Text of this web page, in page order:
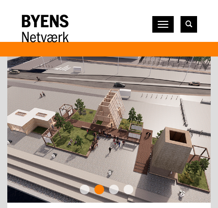
Vis
navigation